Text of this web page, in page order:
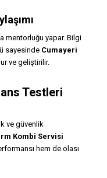
mentorluğu yapar. Bilgi
sayesinde Cumayeri
ve geliştirilir.
Testleri
ve güvenlik
Kombi Servisi
hem de olası